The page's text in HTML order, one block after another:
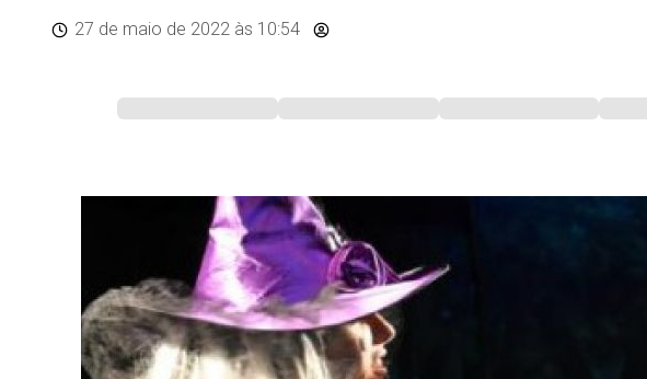
27 de maio de 2022 às 10:54